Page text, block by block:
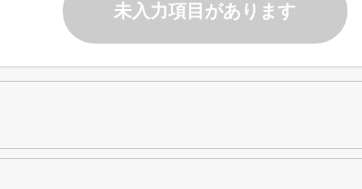
未入力項目があります